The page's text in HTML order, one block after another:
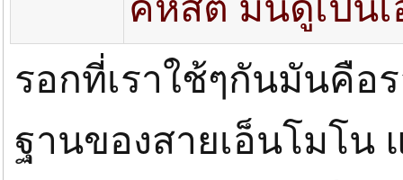
คหสต มันดูเป็น
รอกที่เราใช้ๆกันมันคื
ฐานของสายเอ็นโมโน